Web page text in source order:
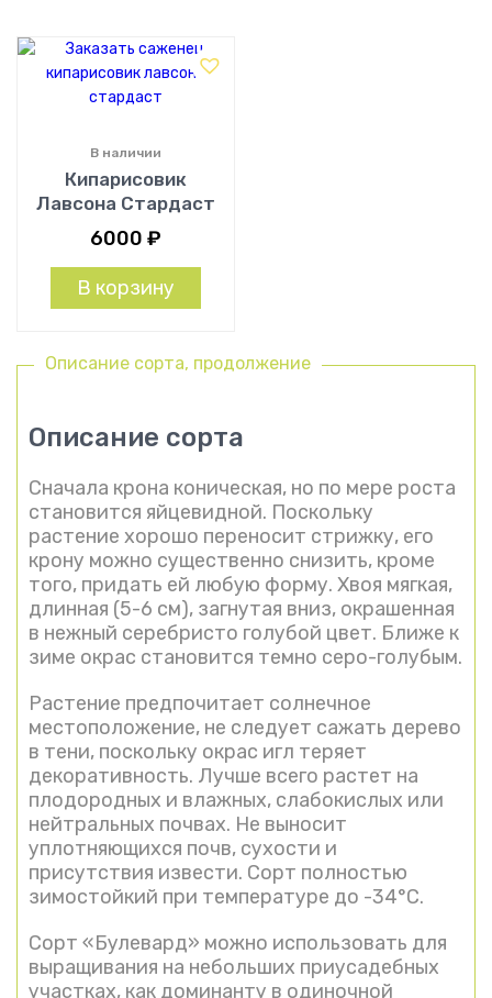
Описание сорта, продолжение
Описание сорта
Сначала крона коническая, но по мере роста
становится яйцевидной. Поскольку
растение хорошо переносит стрижку, его
крону можно существенно снизить, кроме
того, придать ей любую форму. Хвоя мягкая,
длинная (5-6 см), загнутая вниз, окрашенная
в нежный серебристо голубой цвет. Ближе к
зиме окрас становится темно серо-голубым.
Растение предпочитает солнечное
местоположение, не следует сажать дерево
в тени, поскольку окрас игл теряет
декоративность. Лучше всего растет на
плодородных и влажных, слабокислых или
нейтральных почвах. Не выносит
уплотняющихся почв, сухости и
присутствия извести. Сорт полностью
зимостойкий при температуре до -34°C.
Сорт «Булевард» можно использовать для
выращивания на небольших приусадебных
участках, как доминанту в одиночной
Кипарисовик
Лавсона Стардаст
В наличии
6000 ₽
В корзину